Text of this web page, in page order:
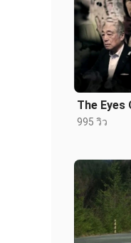
The Eyes
995 วิว